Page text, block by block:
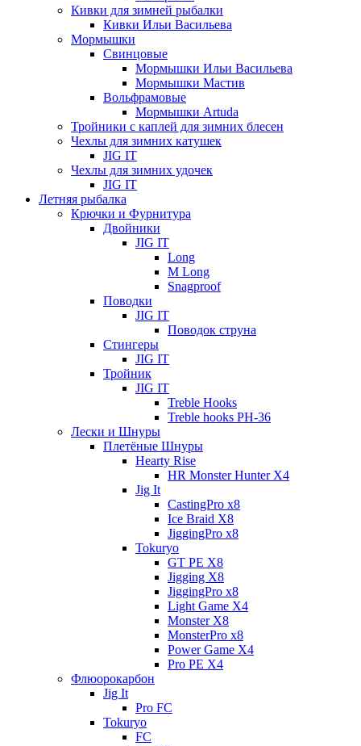
Кивки для зимней рыбалки
Кивки Ильи Васильева
Мормышки
Свинцовые
Мормышки Ильи Васильева
Мормышки Мастив
Вольфрамовые
Мормышки Artuda
Тройники с каплей для зимних блесен
Чехлы для зимних катушек
JIG IT
Чехлы для зимних удочек
JIG IT
Летняя рыбалка
Крючки и Фурнитура
Двойники
JIG IT
Long
M Long
Snagproof
Поводки
JIG IT
Поводок струна
Стингеры
JIG IT
Тройник
JIG IT
Treble Hooks
Treble hooks PH-36
Лески и Шнуры
Плетёные Шнуры
Hearty Rise
HR Monster Hunter X4
Jig It
CastingPro x8
Ice Braid X8
JiggingPro x8
Tokuryo
GT PE X8
Jigging X8
JiggingPro x8
Light Game X4
Monster X8
MonsterPro x8
Power Game X4
Pro PE X4
Флюорокарбон
Jig It
Pro FC
Tokuryo
FC